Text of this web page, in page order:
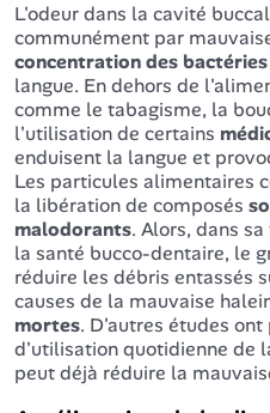
L'odeur dans la cavité
communément par
concentration des bactéries
langue. En dehors de
comme le tabagisme, la
l'utilisation de certains
enduisent la langue et
Les particules alimentaires
la libération de composés
malodorants. Alors, dans
la santé bucco-dentaire, le
réduire les débris entassés
causes de la mauvaise
mortes. D'autres études
d'utilisation quotidienne de
peut déjà réduire la